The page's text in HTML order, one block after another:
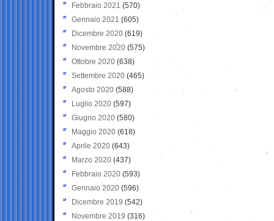
Febbraio 2021 (570)
Gennaio 2021 (605)
Dicembre 2020 (619)
Novembre 2020 (575)
Ottobre 2020 (638)
Settembre 2020(465)
Agosto 2020 (588)
Luglio 2020 (597)
Giugno 2020 (580)
Maggio 2020 (618)
Aprile 2020 (643)
Marzo 2020 (437)
Febbraio 2020 (593)
Gennaio 2020 (596)
Dicembre 2019 (542)
Novembre 2019 (316)